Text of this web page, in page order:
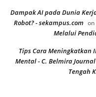
Dampak AI pada Dunia
Robot? - sekampus.com on
Melalui
Tips Cara Meningkatkan
Mental - C. Belmira Journal
Tengah